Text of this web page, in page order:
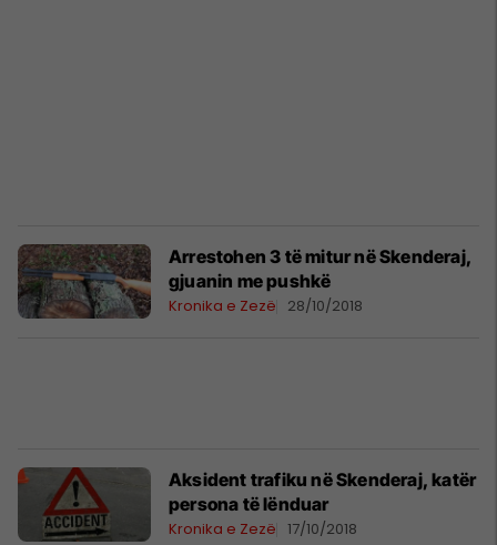
Arrestohen 3 të mitur në Skenderaj,
gjuanin me pushkë
Kronika e Zezë 28/10/2018
Aksident trafiku në Skenderaj, katër
persona të lënduar
Kronika e Zezë 17/10/2018